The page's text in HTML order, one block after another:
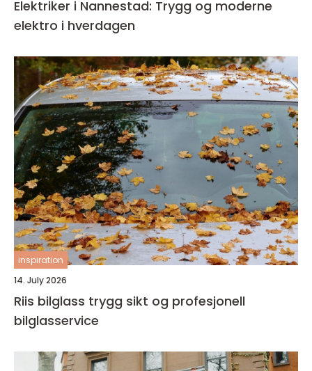
Elektriker i Nannestad: Trygg og moderne
elektro i hverdagen
inspiration
14. July 2026
Riis bilglass trygg sikt og profesjonell
bilglasservice